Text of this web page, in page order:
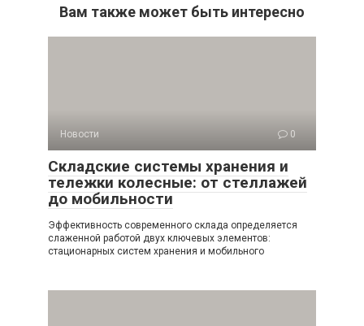
Вам также может быть интересно
Новости 0
Складские системы хранения и
тележки колесные: от стеллажей
до мобильности
Эффективность современного склада определяется
слаженной работой двух ключевых элементов:
стационарных систем хранения и мобильного